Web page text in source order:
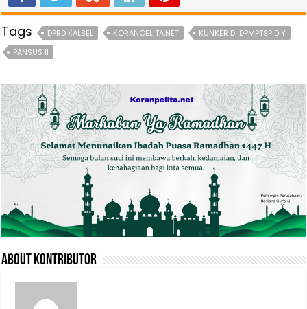
Tags DPRD KALSEL KORANOELITA.NET
KUNKER DI DPMPTSP DIY
PANSUS II
About Kontributor